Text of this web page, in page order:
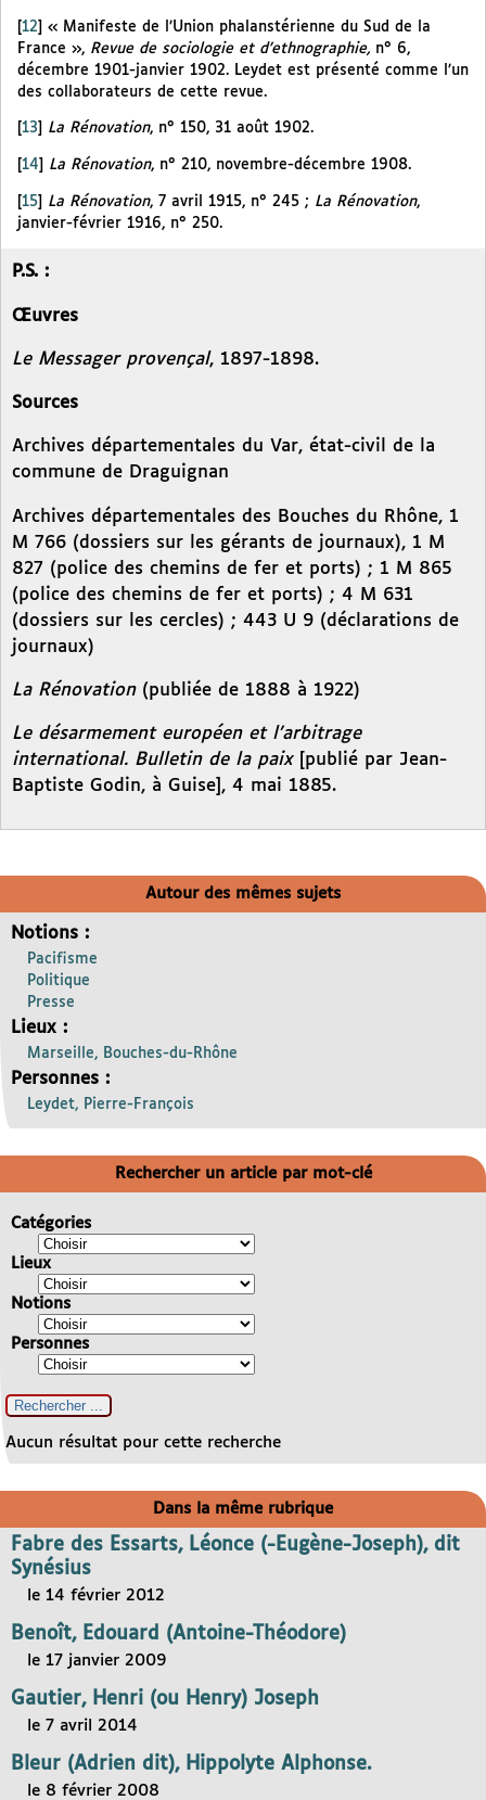
[12] « Manifeste de l’Union phalanstérienne du Sud de la
France », Revue de sociologie et d’ethnographie, n° 6,
décembre 1901-janvier 1902. Leydet est présenté comme l’un
des collaborateurs de cette revue.
13 La Rénovation, n° 150, 31 août 1902.
14 La Rénovation, n° 210, novembre-décembre 1908.
[15] La Rénovation, 7 avril 1915, n° 245 ; La Rénovation,
janvier-février 1916, n° 250.
P.S. :
Œuvres
Le Messager provençal, 1897-1898.
Sources
Archives départementales du Var, état-civil de la
commune de Draguignan
Archives départementales des Bouches du Rhône, 1
M 766 (dossiers sur les gérants de journaux), 1 M
827 (police des chemins de fer et ports) ; 1 M 865
(police des chemins de fer et ports) ; 4 M 631
(dossiers sur les cercles) ; 443 U 9 (déclarations de
journaux)
La Rénovation(publiée de 1888 à 1922)
Le désarmement européen et l’arbitrage
international. Bulletin de la paix[publié par Jean-
Baptiste Godin, à Guise], 4 mai 1885.
Autour des mêmes sujets
Notions :
Pacifisme
Politique
Presse
Lieux :
Marseille, Bouches-du-Rhône
Personnes :
Leydet, Pierre-François
Rechercher un article par mot-clé
Catégories
Lieux
Notions
Personnes
Aucun résultat pour cette recherche
Dans la même rubrique
Fabre des Essarts, Léonce (-Eugène-Joseph), dit
Synésius
le 14 février 2012
Benoît, Edouard (Antoine-Théodore)
le 17 janvier 2009
Gautier, Henri (ou Henry) Joseph
le 7 avril 2014
Bleur (Adrien dit), Hippolyte Alphonse.
le 8 février 2008